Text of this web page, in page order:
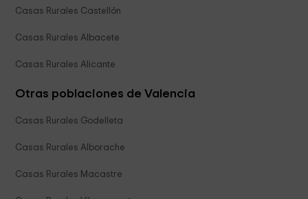
Casas Rurales Castellón
Casas Rurales Albacete
Casas Rurales Alicante
Otras poblaciones de Valencia
Casas Rurales Godelleta
Casas Rurales Alborache
Casas Rurales Macastre